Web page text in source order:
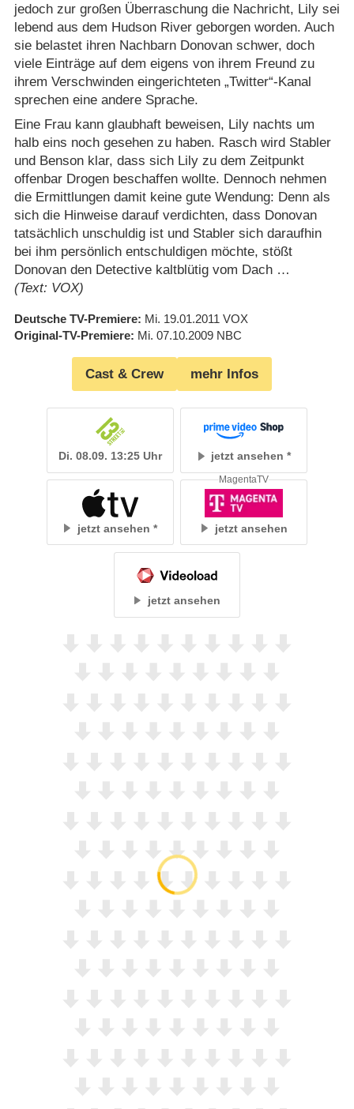
jedoch zur großen Überraschung die Nachricht, Lily sei
lebend aus dem Hudson River geborgen worden. Auch
sie belastet ihren Nachbarn Donovan schwer, doch
viele Einträge auf dem eigens von ihrem Freund zu
ihrem Verschwinden eingerichteten „Twitter“-Kanal
sprechen eine andere Sprache.
Eine Frau kann glaubhaft beweisen, Lily nachts um
halb eins noch gesehen zu haben. Rasch wird Stabler
und Benson klar, dass sich Lily zu dem Zeitpunkt
offenbar Drogen beschaffen wollte. Dennoch nehmen
die Ermittlungen damit keine gute Wendung: Denn als
sich die Hinweise darauf verdichten, dass Donovan
tatsächlich unschuldig ist und Stabler sich daraufhin
bei ihm persönlich entschuldigen möchte, stößt
Donovan den Detective kaltblütig vom Dach …
(Text: VOX)
Deutsche TV-Premiere Mi. 19.01.2011 VOX
Original-TV-Premiere Mi. 07.10.2009 NBC
Cast & Crew mehr Infos
Di. 08.09. 13:25 Uhr jetzt ansehen
jetzt ansehen jetzt ansehen
MagentaTV
jetzt ansehen